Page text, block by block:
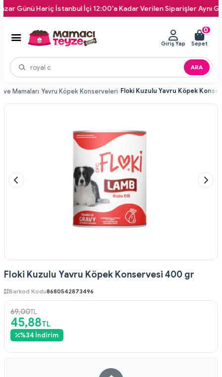
Hariç İstanbul İçi 12:00'a Kadar Verilen Siparişler Aynı Gün
ARA
Giriş Yap
0
Sepet
Mamaları Yavru Köpek Konserveleri
Floki Kuzulu Yavru Köpek Konservesi 400 gr
Barkod Kodu8680542873496
69,00TL
45,88TL
%34 İndirim